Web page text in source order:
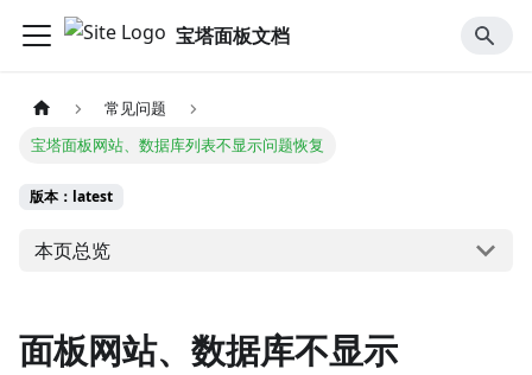
宝塔面板文档
常见问题
宝塔面板网站、数据库列表不显示问题恢复
版本：latest
本页总览
面板网站、数据库不显示